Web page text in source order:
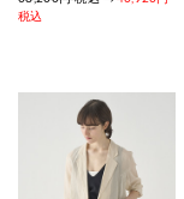
税込